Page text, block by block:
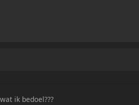
ik bedoel???